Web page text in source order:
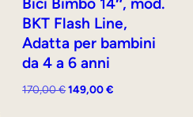
BKT Flash Line,
Adatta per bambini
da 4 a 6 anni
170,00€Il
149,00€